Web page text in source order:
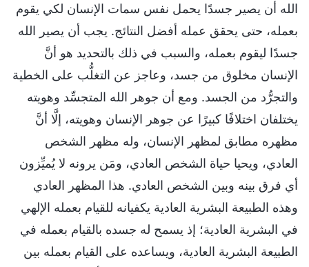
الله أن يصير جسدًا يحمل نفس سمات الإنسان لكي يقوم
بعمله، حتى يحقق عمله أفضل النتائج. يجب أن يصير الله
جسدًا ليقوم بعمله، والسبب في ذلك بالتحديد هو أنَّ
الإنسان مخلوق من جسد، وعاجز عن التغلُّب على الخطية
والتجرُّد من الجسد. ومع أن جوهر الله المتجسِّد وهويته
يختلفان اختلافًا كبيرًا عن جوهر الإنسان وهويته، إلَّا أنَّ
مظهره مطابق لمظهر الإنسان، وله مظهر الشخص
العادي، ويحيا حياة الشخص العادي، ومَن يرونه لا يُميِّزون
أي فرق بينه وبين الشخص العادي. هذا المظهر العادي
وهذه الطبيعة البشرية العادية يكفيانه للقيام بعمله الإلهي
في البشرية العادية؛ إذ يسمح له جسده بالقيام بعمله في
الطبيعة البشرية العادية، ويساعده على القيام بعمله بين